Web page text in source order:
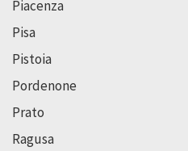
Piacenza
Pisa
Pistoia
Pordenone
Prato
Ragusa